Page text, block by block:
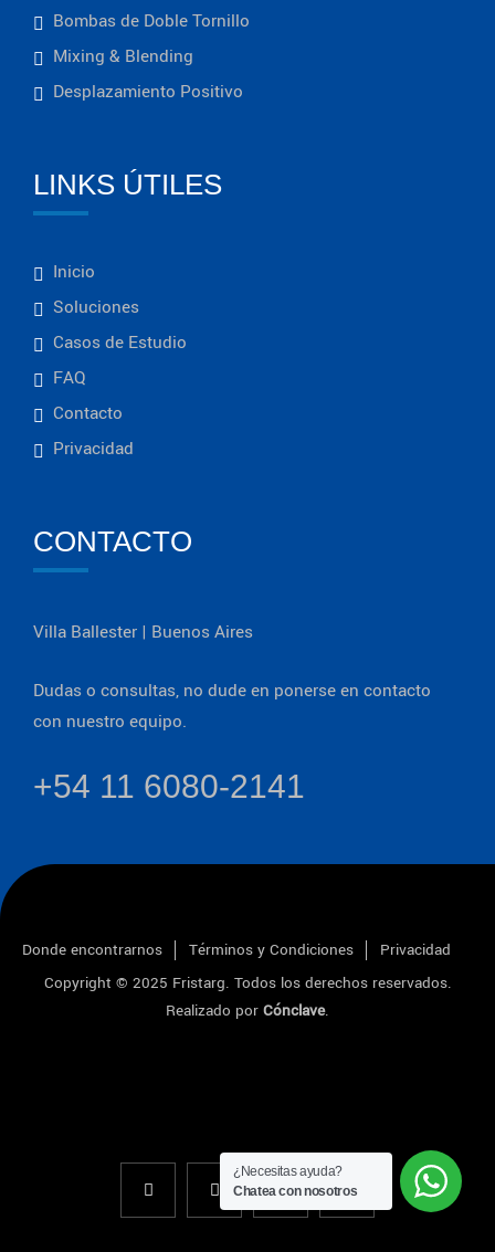
Bombas de Doble Tornillo
Mixing & Blending
Desplazamiento Positivo
LINKS ÚTILES
Inicio
Soluciones
Casos de Estudio
FAQ
Contacto
Privacidad
CONTACTO
Villa Ballester | Buenos Aires
Dudas o consultas, no dude en ponerse en contacto
con nuestro equipo.
+54 11 6080-2141
Donde encontrarnos Términos y Condiciones
Privacidad
Copyright © 2025 Fristarg. Todos los derechos reservados.
Realizado por Cónclave.
¿Necesitas ayuda?
Chatea con nosotros